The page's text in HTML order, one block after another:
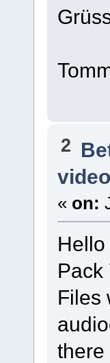
2
« on:
Pack
Files
there